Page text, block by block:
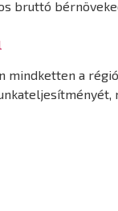
bruttó
mindketten a